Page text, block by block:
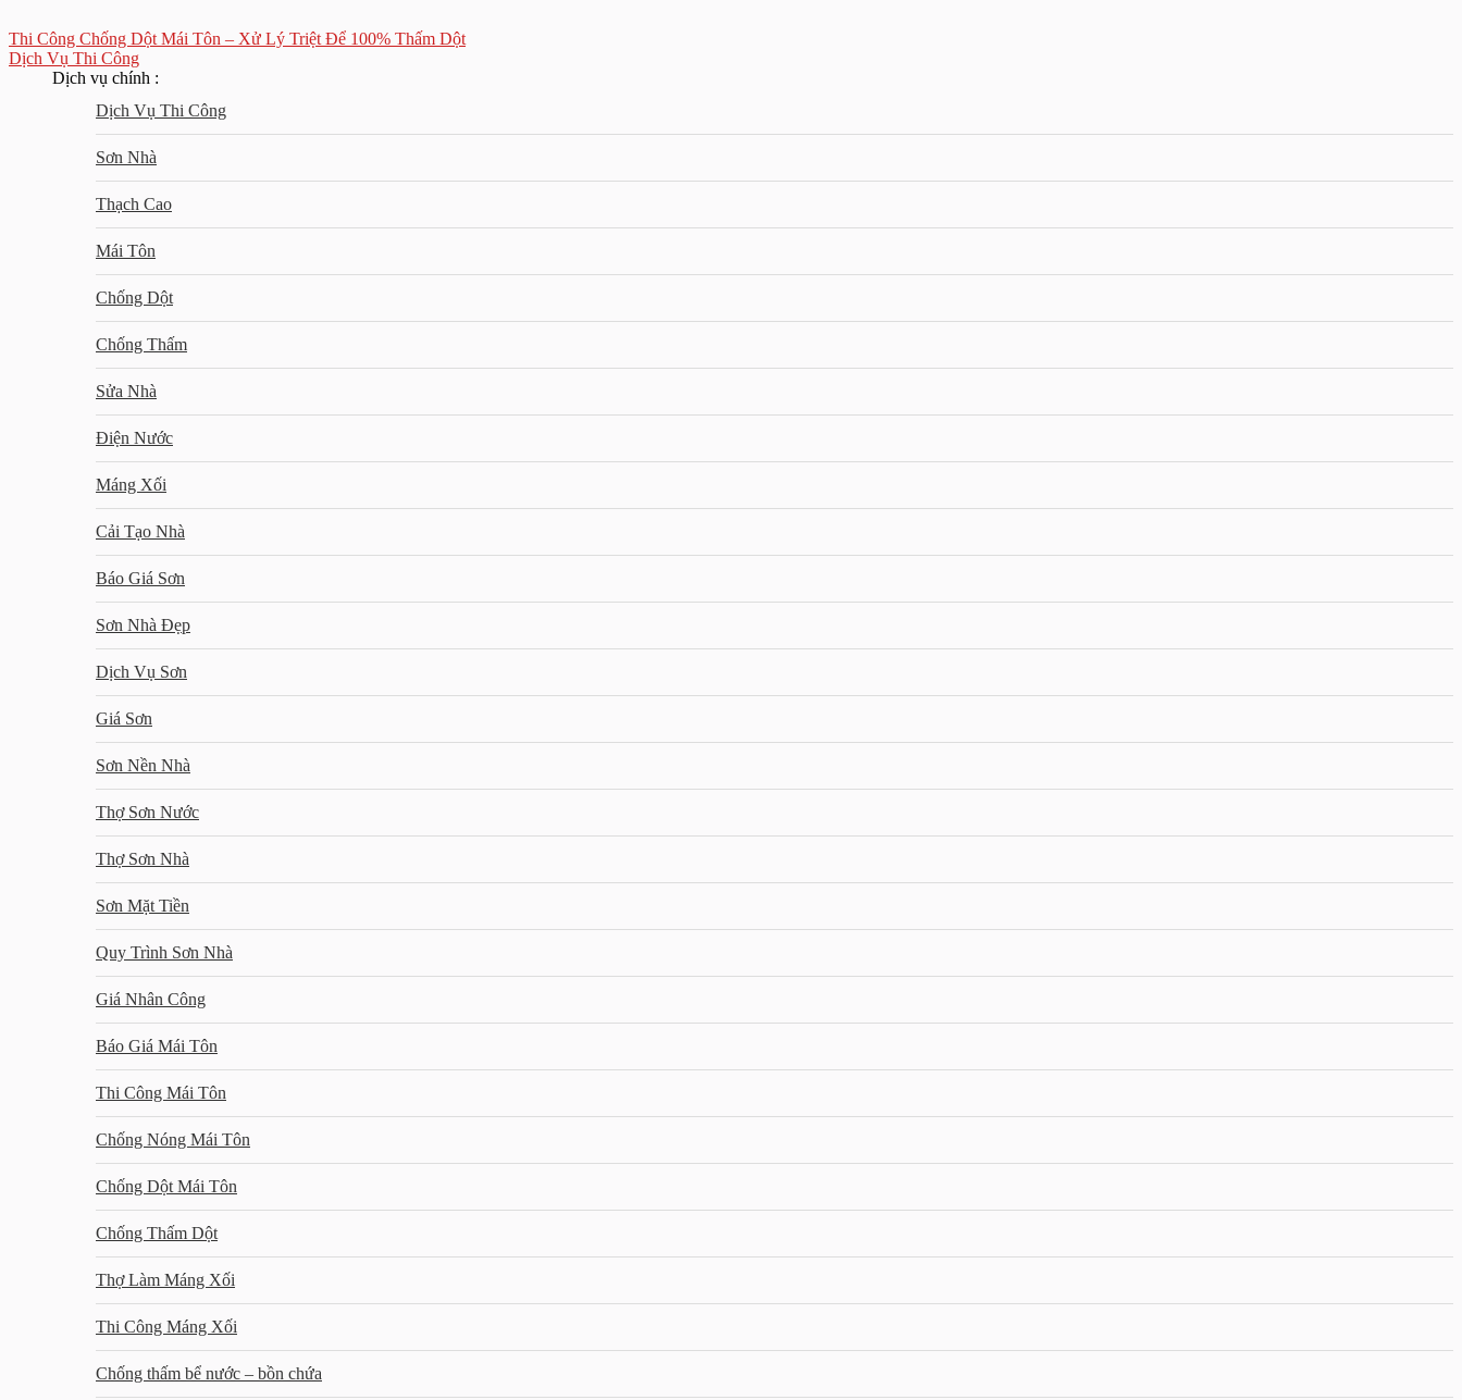
Thi Công Chống Dột Mái Tôn – Xử Lý Triệt Để 100% Thấm Dột
Dịch Vụ Thi Công
Dịch vụ chính :
Dịch Vụ Thi Công
Sơn Nhà
Thạch Cao
Mái Tôn
Chống Dột
Chống Thấm
Sửa Nhà
Điện Nước
Máng Xối
Cải Tạo Nhà
Báo Giá Sơn
Sơn Nhà Đẹp
Dịch Vụ Sơn
Giá Sơn
Sơn Nền Nhà
Thợ Sơn Nước
Thợ Sơn Nhà
Sơn Mặt Tiền
Quy Trình Sơn Nhà
Giá Nhân Công
Báo Giá Mái Tôn
Thi Công Mái Tôn
Chống Nóng Mái Tôn
Chống Dột Mái Tôn
Chống Thấm Dột
Thợ Làm Máng Xối
Thi Công Máng Xối
Chống thấm bể nước – bồn chứa